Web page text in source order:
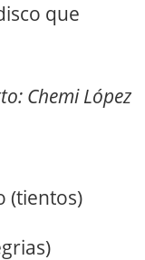
que
Chemi López
(tientos)